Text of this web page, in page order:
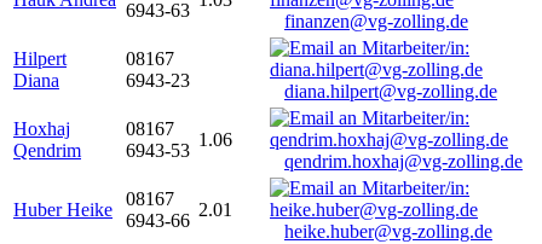
6943-63
finanzen@vg-zolling.de
Hilpert
Diana
08167
6943-23
diana.hilpert@vg-zolling.de
Hoxhaj
Qendrim
08167
6943-53
1.06
qendrim.hoxhaj@vg-zolling.de
Huber Heike
08167
6943-66
2.01
heike.huber@vg-zolling.de